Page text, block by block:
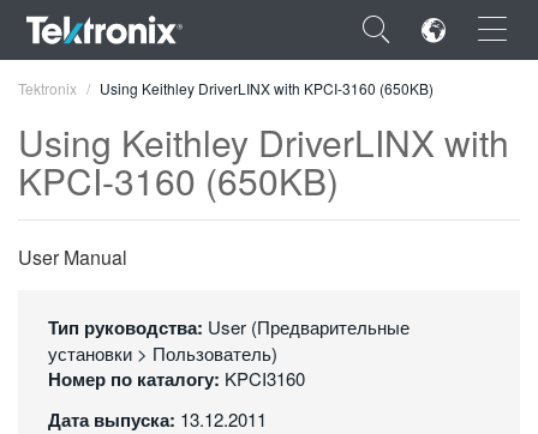
×
DEUTSCH
VIỆT NAM
简体中文
Tektronix Using Keithley DriverLINX with KPCI-3160 (650KB)
Using Keithley DriverLINX with
KPCI-3160 (650KB)
User Manual
Тип руководства: User (Предварительные
установки > Пользователь)
Номер по каталогу: KPCI3160
Дата выпуска: 13.12.2011